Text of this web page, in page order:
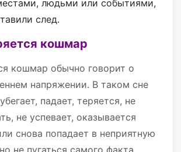
людьми или событиями,
след.
кошмар
кошмар обычно говорит о
напряжении. В таком сне
падает, теряется, не
не успевает, оказывается
снова попадает в неприятную
не пугаться самого факта